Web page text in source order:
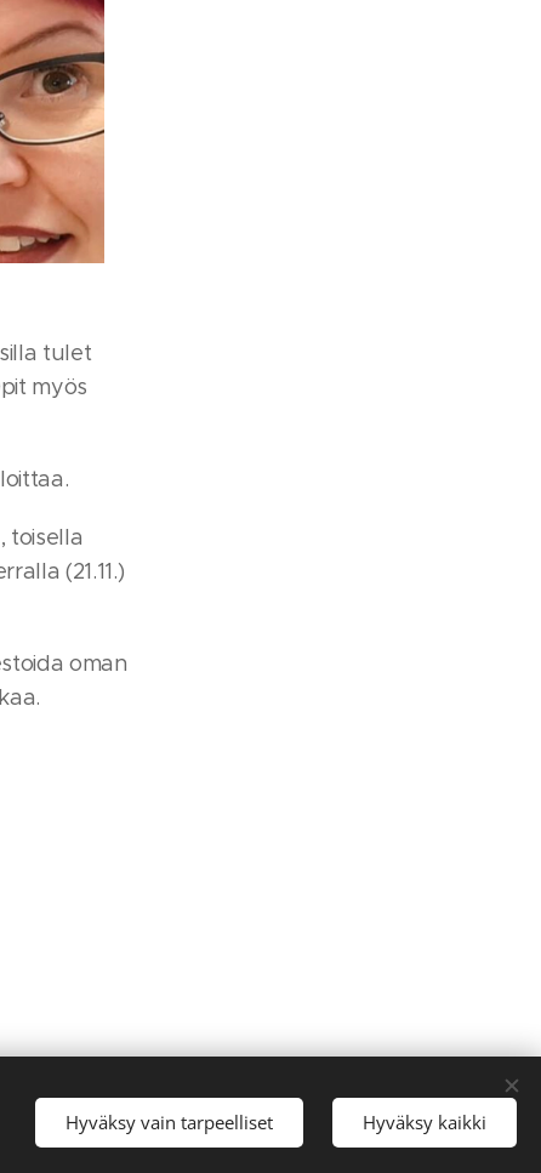
tulet
myös
toisella
(21.11.)
oman
Hyväksy vain tarpeelliset Hyväksy kaikki